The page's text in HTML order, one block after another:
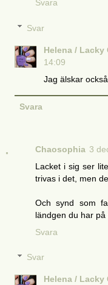
Svara
Svar
Helena / Lacky
14:09
Jag älskar
Svara
Chaosophia 3
Lacket i sig ser
trivas i det, men
Och synd som
ländgen du har på
Svara
Svar
Helena / Lacky